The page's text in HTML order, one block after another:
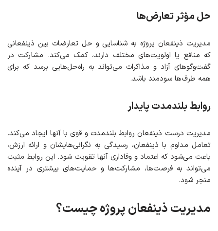
حل مؤثر تعارض‌ها
مدیریت ذینفعان پروژه به شناسایی و حل تعارضات بین ذینفعانی
که منافع یا اولویت‌های مختلف دارند، کمک می‌کند. مشارکت در
گفت‌وگوهای آزاد و مذاکرات می‌تواند به راه‌حل‌هایی برسد که برای
همه طرف‌ها سودمند باشد.
روابط بلندمدت پایدار
مدیریت درست ذینفعان روابط بلندمدت و قوی با آنها ایجاد می‌کند.
تعامل مداوم با ذینفعان، رسیدگی به نگرانی‌هایشان و ارائه ارزش،
باعث می‌شود که اعتماد و وفاداری آنها تقویت شود. این روابط مثبت
می‌تواند به فرصت‌ها، مشارکت‌ها و حمایت‌های بیشتری در آینده
منجر شود.
مدیریت ذینفعان پروژه چیست؟